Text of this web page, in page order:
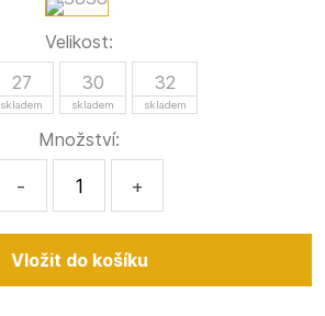
Velikost:
27
skladem
30
skladem
32
skladem
Množství:
- +